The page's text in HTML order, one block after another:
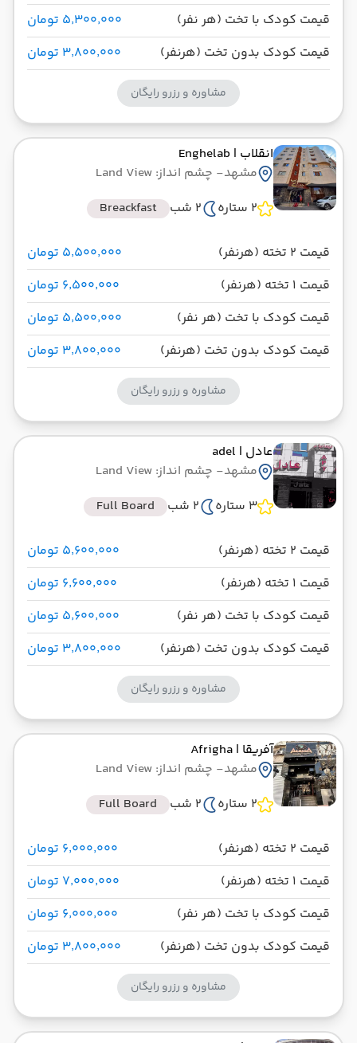
قیمت کودک با تخت (هر نفر)
۵٬۳۰۰٬۰۰۰ تومان
قیمت کودک بدون تخت (هرنفر)
۳٬۸۰۰٬۰۰۰ تومان
مشاوره و رزرو رایگان
انقلاب | Enghelab
مشهد- چشم انداز: Land View
2 ستاره
2 شب Breackfast
قیمت 2 تخته (هرنفر)
۵٬۵۰۰٬۰۰۰ تومان
قیمت 1 تخته (هرنفر)
۶٬۵۰۰٬۰۰۰ تومان
قیمت کودک با تخت (هر نفر)
۵٬۵۰۰٬۰۰۰ تومان
قیمت کودک بدون تخت (هرنفر)
۳٬۸۰۰٬۰۰۰ تومان
مشاوره و رزرو رایگان
عادل | adel
مشهد- چشم انداز: Land View
3 ستاره
2 شب Full Board
قیمت 2 تخته (هرنفر)
۵٬۶۰۰٬۰۰۰ تومان
قیمت 1 تخته (هرنفر)
۶٬۶۰۰٬۰۰۰ تومان
قیمت کودک با تخت (هر نفر)
۵٬۶۰۰٬۰۰۰ تومان
قیمت کودک بدون تخت (هرنفر)
۳٬۸۰۰٬۰۰۰ تومان
مشاوره و رزرو رایگان
آفریقا | Afrigha
مشهد- چشم انداز: Land View
2 ستاره
2 شب Full Board
قیمت 2 تخته (هرنفر)
۶٬۰۰۰٬۰۰۰ تومان
قیمت 1 تخته (هرنفر)
۷٬۰۰۰٬۰۰۰ تومان
قیمت کودک با تخت (هر نفر)
۶٬۰۰۰٬۰۰۰ تومان
قیمت کودک بدون تخت (هرنفر)
۳٬۸۰۰٬۰۰۰ تومان
مشاوره و رزرو رایگان